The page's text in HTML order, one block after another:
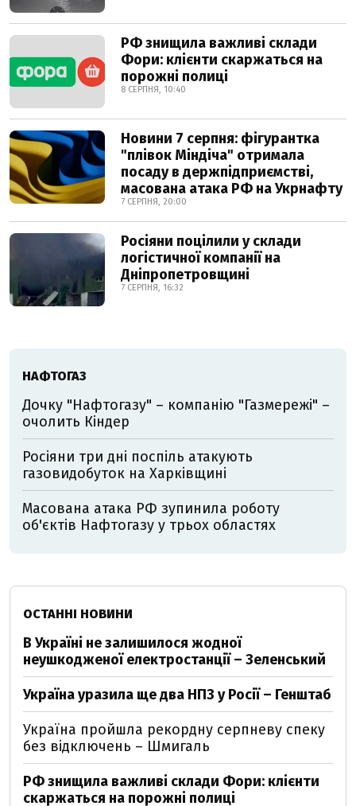
РФ знищила важливі склади
Фори: клієнти скаржаться на
порожні полиці
8 СЕРПНЯ, 10:40
Новини 7 серпня: фігурантка
"плівок Міндіча" отримала
посаду в держпідприємстві,
масована атака РФ на Укрнафту
7 СЕРПНЯ, 20:00
Росіяни поцілили у склади
логістичної компанії на
Дніпропетровщині
7 СЕРПНЯ, 16:32
НАФТОГАЗ
Дочку "Нафтогазу" – компанію "Газмережі" –
очолить Кіндер
Росіяни три дні поспіль атакують
газовидобуток на Харківщині
Масована атака РФ зупинила роботу
об'єктів Нафтогазу у трьох областях
ОСТАННІ НОВИНИ
В Україні не залишилося жодної
неушкодженої електростанції – Зеленський
Україна уразила ще два НПЗ у Росії – Генштаб
Україна пройшла рекордну серпневу спеку
без відключень – Шмигаль
РФ знищила важливі склади Фори: клієнти
скаржаться на порожні полиці